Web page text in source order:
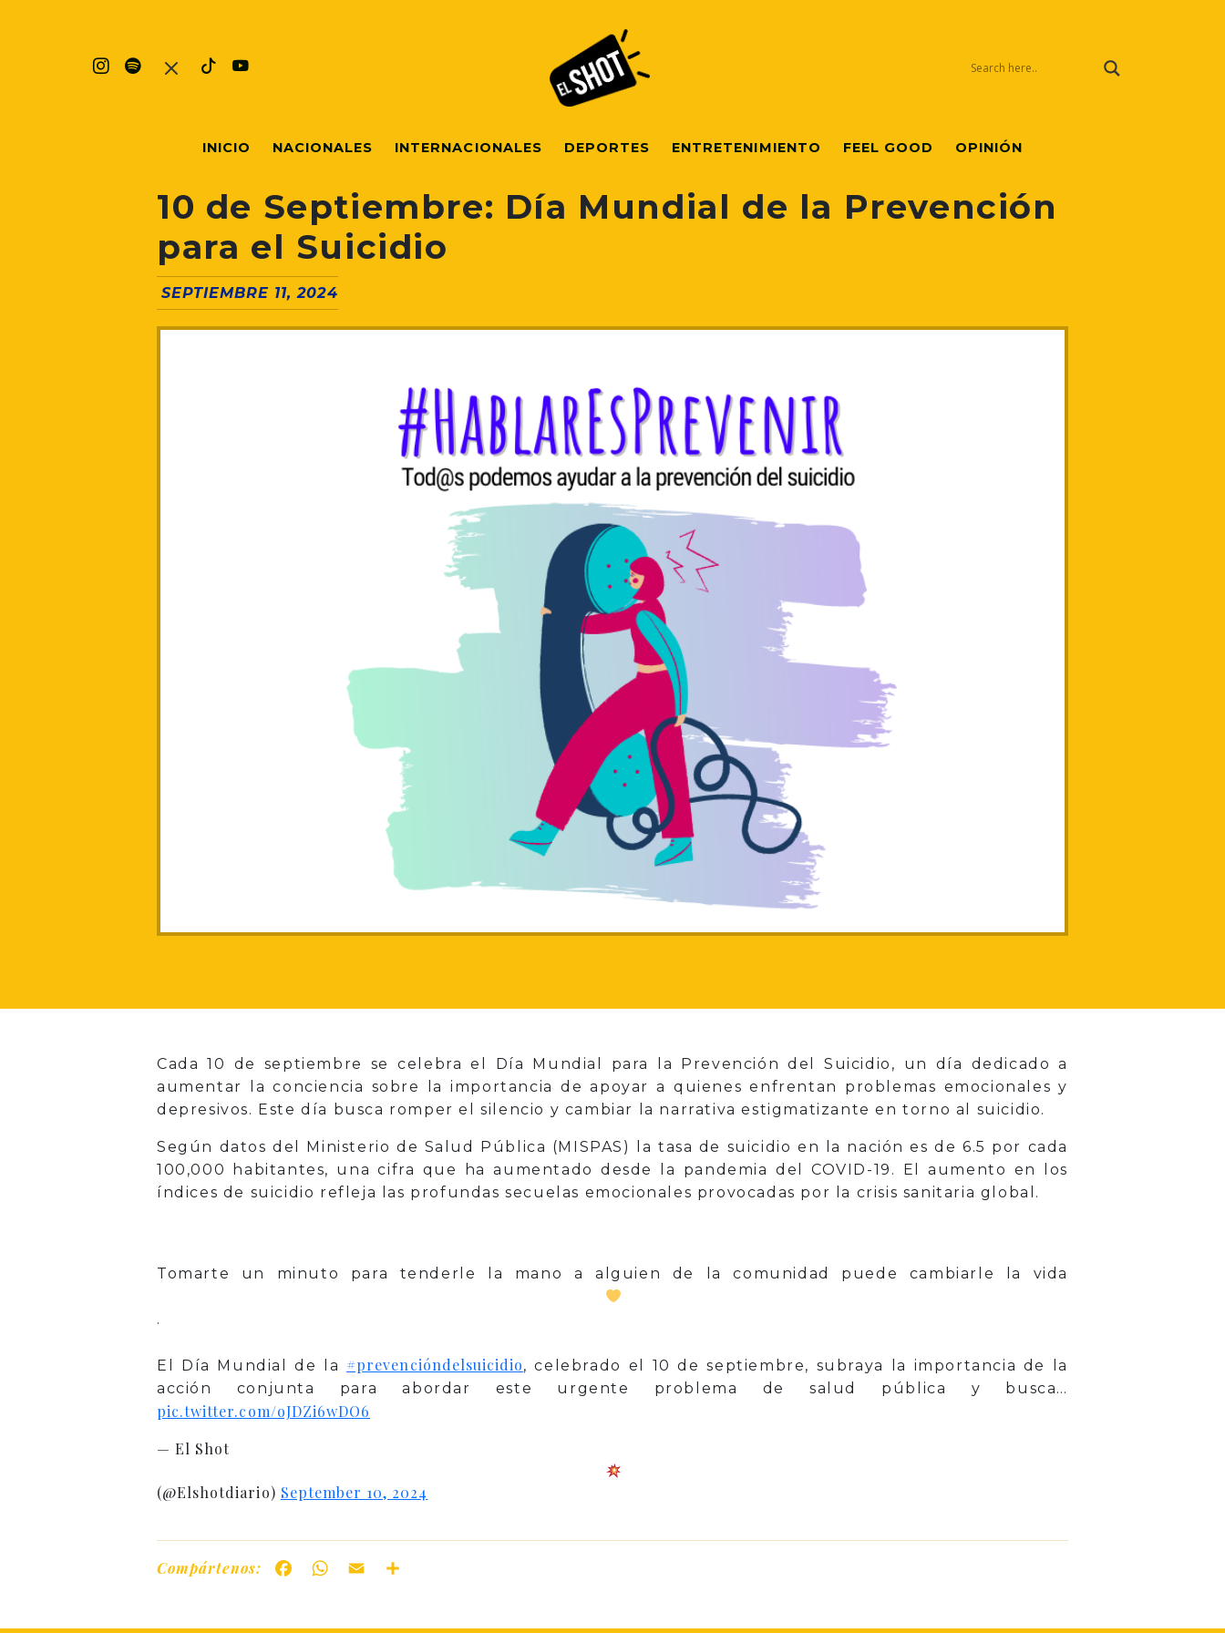
INICIO NACIONALES INTERNACIONALES DEPORTES ENTRETENIMIENTO FEEL GOOD OPINIÓN
10 de Septiembre: Día Mundial de la Prevención
para el Suicidio
SEPTIEMBRE 11, 2024
Cada 10 de septiembre se celebra el Día Mundial para la Prevención del Suicidio, un día dedicado a
aumentar la conciencia sobre la importancia de apoyar a quienes enfrentan problemas emocionales y
depresivos. Este día busca romper el silencio y cambiar la narrativa estigmatizante en torno al suicidio.
Según datos del Ministerio de Salud Pública (MISPAS) la tasa de suicidio en la nación es de 6.5 por cada
100,000 habitantes, una cifra que ha aumentado desde la pandemia del COVID-19. El aumento en los
índices de suicidio refleja las profundas secuelas emocionales provocadas por la crisis sanitaria global.
Tomarte un minuto para tenderle la mano a alguien de la comunidad puede cambiarle la vida
.
El Día Mundial de la #prevencióndelsuicidio, celebrado el 10 de septiembre, subraya la importancia de la
acción conjunta para abordar este urgente problema de salud pública y busca…
pic.twitter.com/oJDZi6wDO6
— El Shot
(@Elshotdiario) September 10, 2024
Compártenos: FacebookWhatsApp
Email